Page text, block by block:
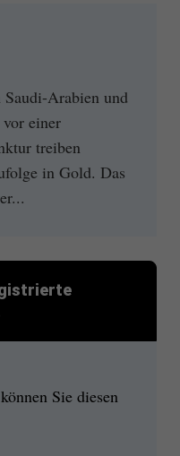
Arabien und
einer
treiben
in Gold. Das
Sie diesen